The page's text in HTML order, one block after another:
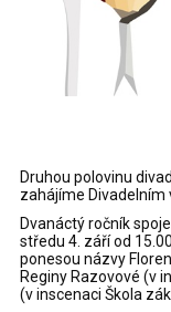
Druhou polovinu
zahájíme Divadelním
Dvanáctý ročník
středu 4. září od
ponesou názvy
Reginy Razovové (v
(v inscenaci Škola